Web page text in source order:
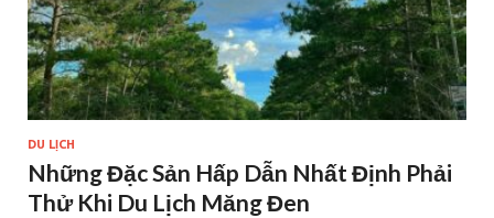
DU LỊCH
Những Đặc Sản Hấp Dẫn Nhất Định Phải
Thử Khi Du Lịch Măng Đen